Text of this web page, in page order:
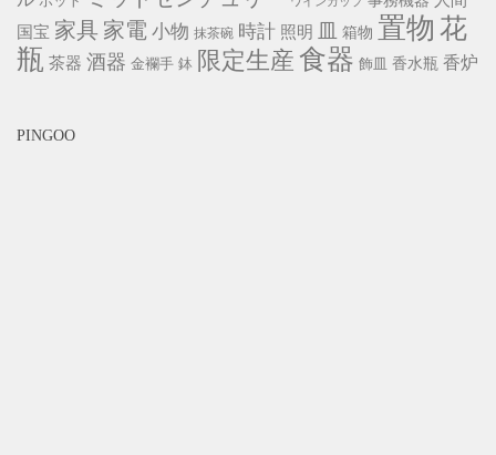
国宝 家具 家電 小物 抹茶碗 時計 照明 箱物 置物 花
瓶 茶器 酒器 金襴手 鉢 限定生産 食器 飾皿 香水瓶 香炉
PINGOO